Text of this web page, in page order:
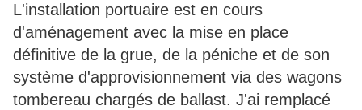
L'installation portuaire est en cours
d'aménagement avec la mise en place
définitive de la grue, de la péniche et de son
système d'approvisionnement via des wagons
tombereau chargés de ballast. J'ai remplacé